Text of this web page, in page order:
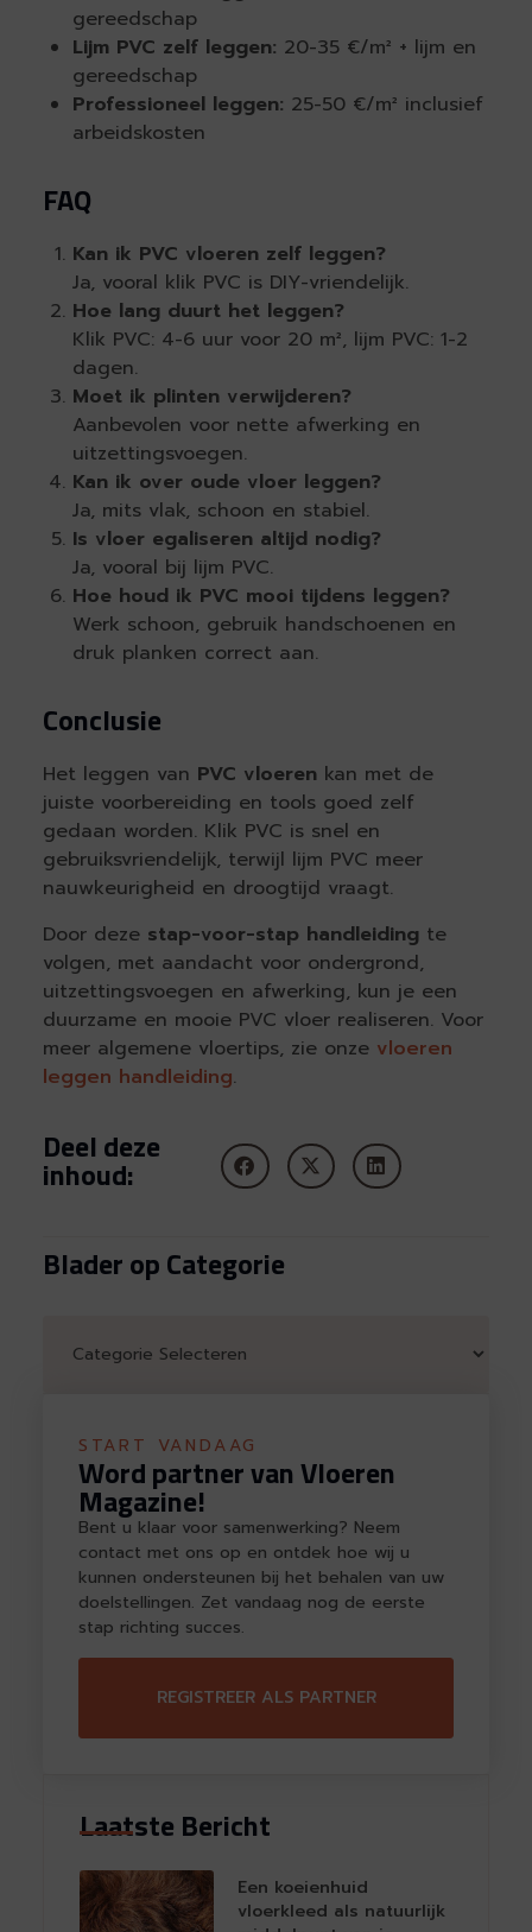
gereedschap
Lijm PVC zelf leggen: 20-35 €/m² + lijm en
gereedschap
Professioneel leggen: 25-50 €/m² inclusief
arbeidskosten
FAQ
Kan ik PVC vloeren zelf leggen?
Ja, vooral klik PVC is DIY-vriendelijk.
Hoe lang duurt het leggen?
Klik PVC: 4-6 uur voor 20 m², lijm PVC: 1-2
dagen.
Moet ik plinten verwijderen?
Aanbevolen voor nette afwerking en
uitzettingsvoegen.
Kan ik over oude vloer leggen?
Ja, mits vlak, schoon en stabiel.
Is vloer egaliseren altijd nodig?
Ja, vooral bij lijm PVC.
Hoe houd ik PVC mooi tijdens leggen?
Werk schoon, gebruik handschoenen en
druk planken correct aan.
Conclusie
Het leggen van PVC vloerenkan met de
juiste voorbereiding en tools goed zelf
gedaan worden. Klik PVC is snel en
gebruiksvriendelijk, terwijl lijm PVC meer
nauwkeurigheid en droogtijd vraagt.
Door deze stap-voor-stap handleidingte
volgen, met aandacht voor ondergrond,
uitzettingsvoegen en afwerking, kun je een
duurzame en mooie PVC vloer realiseren. Voor
meer algemene vloertips, zie onze vloeren
leggen handleiding.
Deel deze
inhoud:
Blader op Categorie
Laatste Bericht
Een koeienhuid
vloerkleed als natuurlijk
START VANDAAG
Word partner van Vloeren
Magazine!
Bent u klaar voor samenwerking? Neem
contact met ons op en ontdek hoe wij u
kunnen ondersteunen bij het behalen van uw
doelstellingen. Zet vandaag nog de eerste
stap richting succes.
REGISTREER ALS PARTNER